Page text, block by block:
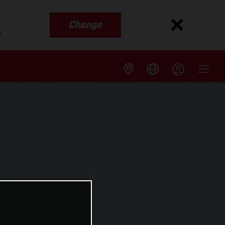
Change